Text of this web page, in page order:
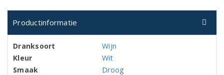
Productinformatie
Dranksoort
Wijn
Kleur
Wit
Smaak
Droog